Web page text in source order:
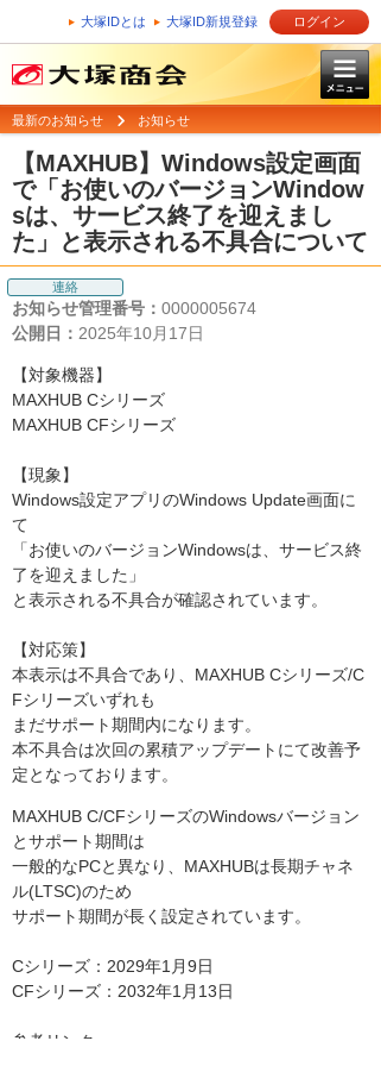
大塚IDとは 大塚ID新規登録 ログイン
最新のお知らせ お知らせ
【MAXHUB】Windows設定画面
で「お使いのバージョンWindow
sは、サービス終了を迎えまし
た」と表示される不具合について
連絡
お知らせ管理番号： 0000005674
公開日： 2025年10月17日
【対象機器】
MAXHUB Cシリーズ
MAXHUB CFシリーズ
【現象】
Windows設定アプリのWindows Update画面に
て
「お使いのバージョンWindowsは、サービス終
了を迎えました」
と表示される不具合が確認されています。
【対応策】
本表示は不具合であり、MAXHUB Cシリーズ/C
Fシリーズいずれも
まだサポート期間内になります。
本不具合は次回の累積アップデートにて改善予
定となっております。
MAXHUB C/CFシリーズのWindowsバージョン
とサポート期間は
一般的なPCと異なり、MAXHUBは長期チャネ
ル(LTSC)のため
サポート期間が長く設定されています。
Cシリーズ：2029年1月9日
CFシリーズ：2032年1月13日
参考リンク